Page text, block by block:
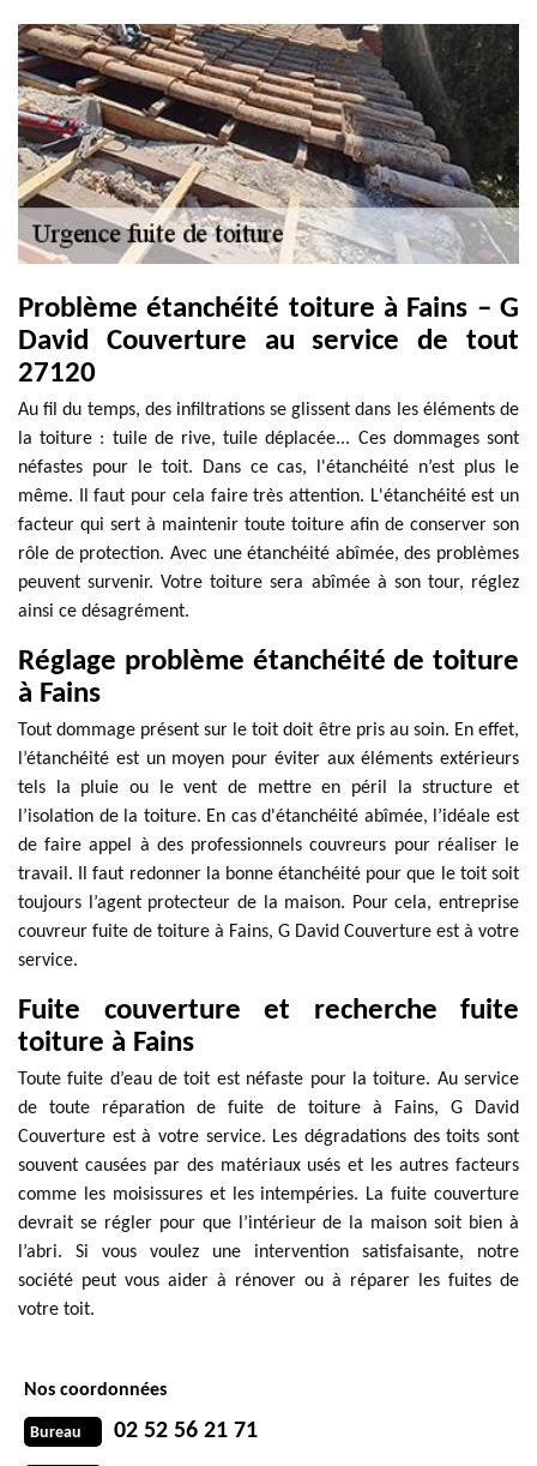
Problème étanchéité toiture à Fains – G
David Couverture au service de tout
27120
Au fil du temps, des infiltrations se glissent dans les éléments de
la toiture : tuile de rive, tuile déplacée... Ces dommages sont
néfastes pour le toit. Dans ce cas, l'étanchéité n’est plus le
même. Il faut pour cela faire très attention. L'étanchéité est un
facteur qui sert à maintenir toute toiture afin de conserver son
rôle de protection. Avec une étanchéité abîmée, des problèmes
peuvent survenir. Votre toiture sera abîmée à son tour, réglez
ainsi ce désagrément.
Réglage problème étanchéité de toiture
à Fains
Tout dommage présent sur le toit doit être pris au soin. En effet,
l’étanchéité est un moyen pour éviter aux éléments extérieurs
tels la pluie ou le vent de mettre en péril la structure et
l’isolation de la toiture. En cas d'étanchéité abîmée, l’idéale est
de faire appel à des professionnels couvreurs pour réaliser le
travail. Il faut redonner la bonne étanchéité pour que le toit soit
toujours l’agent protecteur de la maison. Pour cela, entreprise
couvreur fuite de toiture à Fains, G David Couverture est à votre
service.
Fuite couverture et recherche fuite
toiture à Fains
Toute fuite d’eau de toit est néfaste pour la toiture. Au service
de toute réparation de fuite de toiture à Fains, G David
Couverture est à votre service. Les dégradations des toits sont
souvent causées par des matériaux usés et les autres facteurs
comme les moisissures et les intempéries. La fuite couverture
devrait se régler pour que l’intérieur de la maison soit bien à
l’abri. Si vous voulez une intervention satisfaisante, notre
société peut vous aider à rénover ou à réparer les fuites de
votre toit.
Nos coordonnées
Bureau 02 52 56 21 71